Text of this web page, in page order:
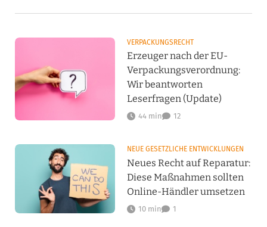
VERPACKUNGSRECHT
Erzeuger nach der EU-
Verpackungsverordnung:
Wir beantworten
Leserfragen (Update)
44 min 12
NEUE GESETZLICHE ENTWICKLUNGEN
Neues Recht auf Reparatur:
Diese Maßnahmen sollten
Online-Händler umsetzen
10 min 1